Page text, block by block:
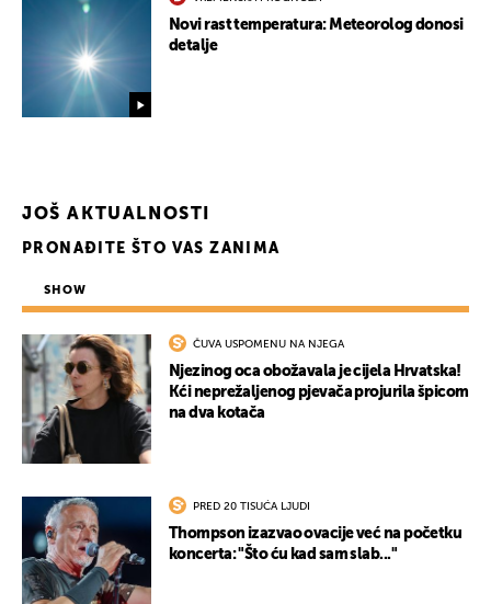
Novi rast temperatura: Meteorolog donosi
detalje
JOŠ AKTUALNOSTI
PRONAĐITE ŠTO VAS ZANIMA
SHOW
ČUVA USPOMENU NA NJEGA
Njezinog oca obožavala je cijela Hrvatska!
Kći neprežaljenog pjevača projurila špicom
na dva kotača
PRED 20 TISUĆA LJUDI
Thompson izazvao ovacije već na početku
koncerta: "Što ću kad sam slab..."